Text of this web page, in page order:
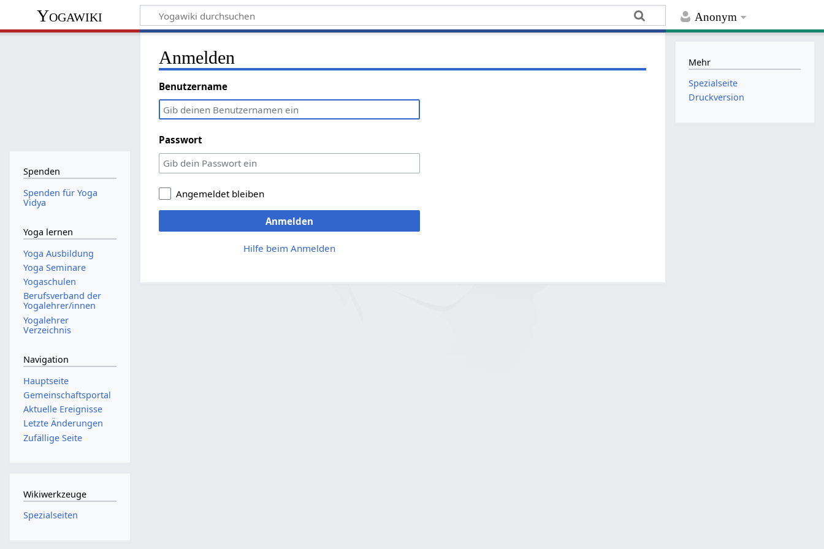
Anonym
Yogawiki
Anmelden
Benutzername
Passwort
Angemeldet bleiben
Anmelden
Hilfe beim Anmelden
Spenden
Spenden für Yoga
Vidya
Yoga lernen
Yoga Ausbildung
Yoga Seminare
Yogaschulen
Berufsverband der
Yogalehrer/innen
Yogalehrer
Verzeichnis
Navigation
Hauptseite
Gemeinschafts­portal
Aktuelle Ereignisse
Letzte Änderungen
Zufällige Seite
Wikiwerkzeuge
Spezialseiten
Mehr
Spezialseite
Druckversion